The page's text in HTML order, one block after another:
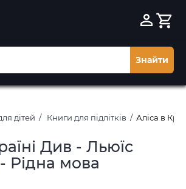
Знайти
дітей Книги для підлітків Аліса в
Див - Льюїс
Рідна мова